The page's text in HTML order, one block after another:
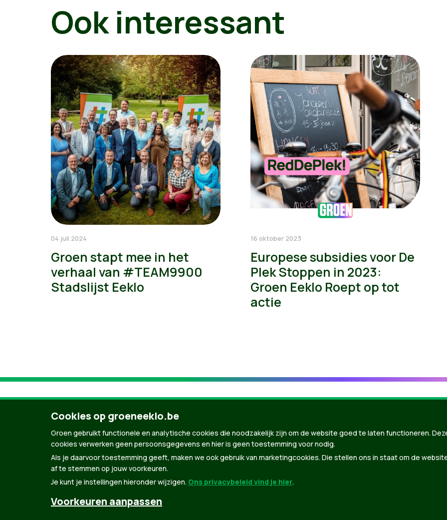
Ook interessant
04 juli 2024
Groen stapt mee in het
verhaal van #TEAM9900
Stadslijst Eeklo
16 oktober 2023
Europese subsidies voor De
Plek Stoppen in 2023:
Groen Eeklo Roept op tot
actie
© Copyright Groen 2026 | Gemaakt metNationBuilder| Gebouwd door
Cookies op groeneeklo.be
Groen gebruikt functionele en analytische cookies die noodzakelijk zijn om de website goed te laten functioneren.
cookies verwerken geen persoonsgegevens en hier is geen toestemming voor nodig.
Als je daarvoor toestemming geeft, maken we ook gebruik van marketingcookies. Die stellen ons in staat om de
af te stemmen op jouw voorkeuren.
Je kunt je instellingen hieronder wijzigen. Ons privacybeleid vind je hier.
Voorkeuren aanpassen